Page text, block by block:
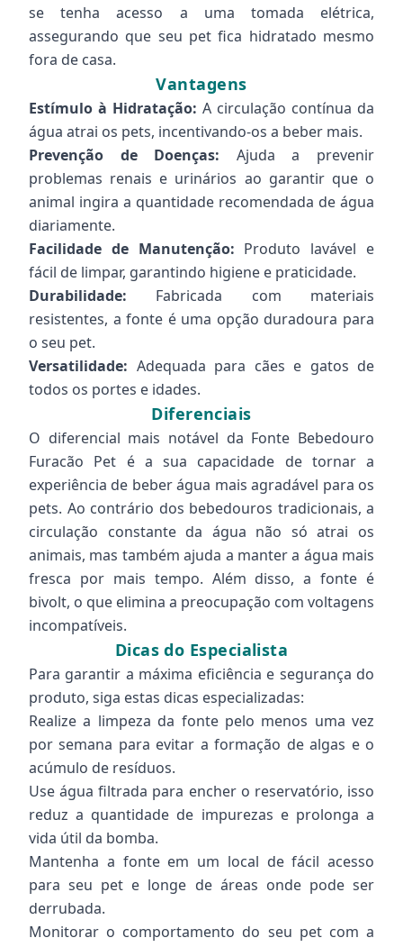
se tenha acesso a uma tomada elétrica,
assegurando que seu pet fica hidratado mesmo
fora de casa.
Vantagens
Estímulo à Hidratação: A circulação contínua da
água atrai os pets, incentivando-os a beber mais.
Prevenção de Doenças: Ajuda a prevenir
problemas renais e urinários ao garantir que o
animal ingira a quantidade recomendada de água
diariamente.
Facilidade de Manutenção: Produto lavável e
fácil de limpar, garantindo higiene e praticidade.
Durabilidade: Fabricada com materiais
resistentes, a fonte é uma opção duradoura para
o seu pet.
Versatilidade: Adequada para cães e gatos de
todos os portes e idades.
Diferenciais
O diferencial mais notável da Fonte Bebedouro
Furacão Pet é a sua capacidade de tornar a
experiência de beber água mais agradável para os
pets. Ao contrário dos bebedouros tradicionais, a
circulação constante da água não só atrai os
animais, mas também ajuda a manter a água mais
fresca por mais tempo. Além disso, a fonte é
bivolt, o que elimina a preocupação com voltagens
incompatíveis.
Dicas do Especialista
Para garantir a máxima eficiência e segurança do
produto, siga estas dicas especializadas:
Realize a limpeza da fonte pelo menos uma vez
por semana para evitar a formação de algas e o
acúmulo de resíduos.
Use água filtrada para encher o reservatório, isso
reduz a quantidade de impurezas e prolonga a
vida útil da bomba.
Mantenha a fonte em um local de fácil acesso
para seu pet e longe de áreas onde pode ser
derrubada.
Monitorar o comportamento do seu pet com a